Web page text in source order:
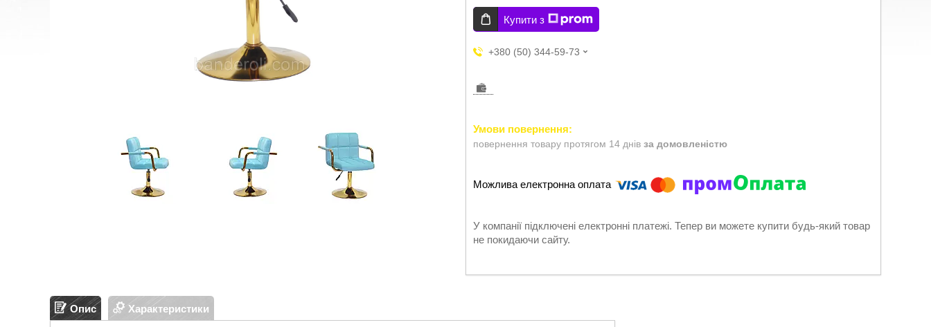
Купити з
+380 (50) 344-59-73
повернення товару протягом 14 днів за домовленістю
У компанії підключені електронні платежі. Тепер ви можете купити будь-який товар
не покидаючи сайту.
Опис Характеристики